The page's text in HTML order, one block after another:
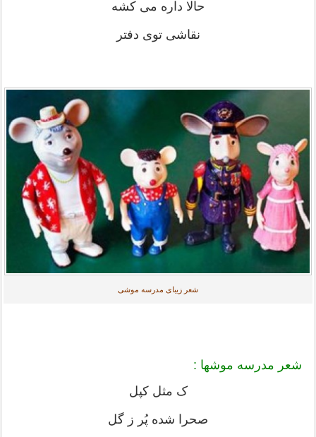
حالا داره می کشه
نقاشی توی دفتر
شعر زیبای مدرسه موشی
شعر مدرسه موشها :
ک مثل کپل
صحرا شده پُر ز گل